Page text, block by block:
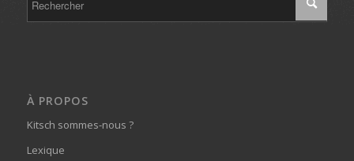
À PROPOS
Kitsch sommes-nous ?
Lexique